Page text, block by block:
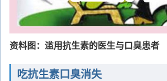
资料图：滥用抗生素的医生与口臭患者
吃抗生素口臭消失